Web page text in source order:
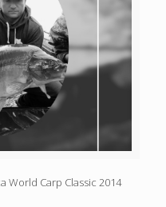
World Carp Classic 2014